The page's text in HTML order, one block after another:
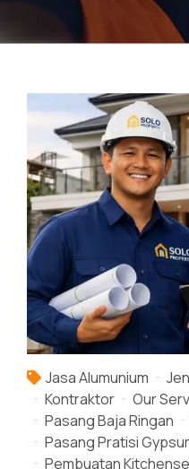
Jasa Alumunium
Kontraktor
Our
Pasang Baja Ringan
Pasang Pratisi
Pembuatan